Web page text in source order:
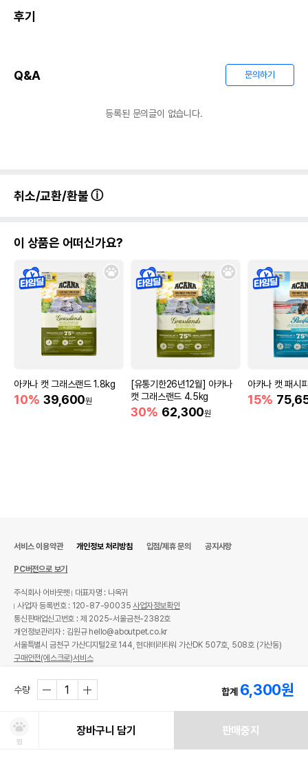
후기
Q&A 문의하기
등록된 문의글이 없습니다.
취소/교환/환불
이 상품은 어떠신가요?
아카나 캣 그래스랜드 1.8kg
10% 39,600원
[유통기한26년12월] 아카나
캣 그래스랜드 4.5kg
30% 62,300원
아카나 캣 패시
15%
수량 합계 6,300원
찜
장바구니 담기 판매중지
서비스 이용약관 개인정보 처리방침 입점/제휴 문의 공지사항
PC버전으로 보기
주식회사 어바웃펫
대표자명 : 나옥귀
사업자 등록번호 : 120-87-90035사업자정보확인
통신판매업신고번호 : 제 2025-서울금천-2382호
개인정보관리자 : 김원규 hello@aboutpet.co.kr
서울특별시 금천구 가산디지털2로 144, 현대테라타워 가산DK 507호, 508호 (가산동)
구매안전(에스크로)서비스